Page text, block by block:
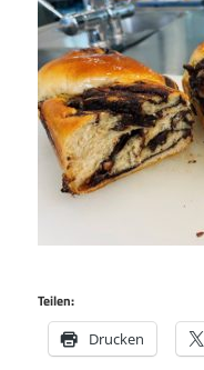
Teilen:
Drucken